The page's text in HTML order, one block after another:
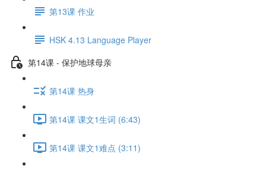
第13课 作业
HSK 4.13 Language Player
第14课 - 保护地球母亲
第14课 热身
第14课 课文1生词 (6:43)
第14课 课文1难点 (3:11)